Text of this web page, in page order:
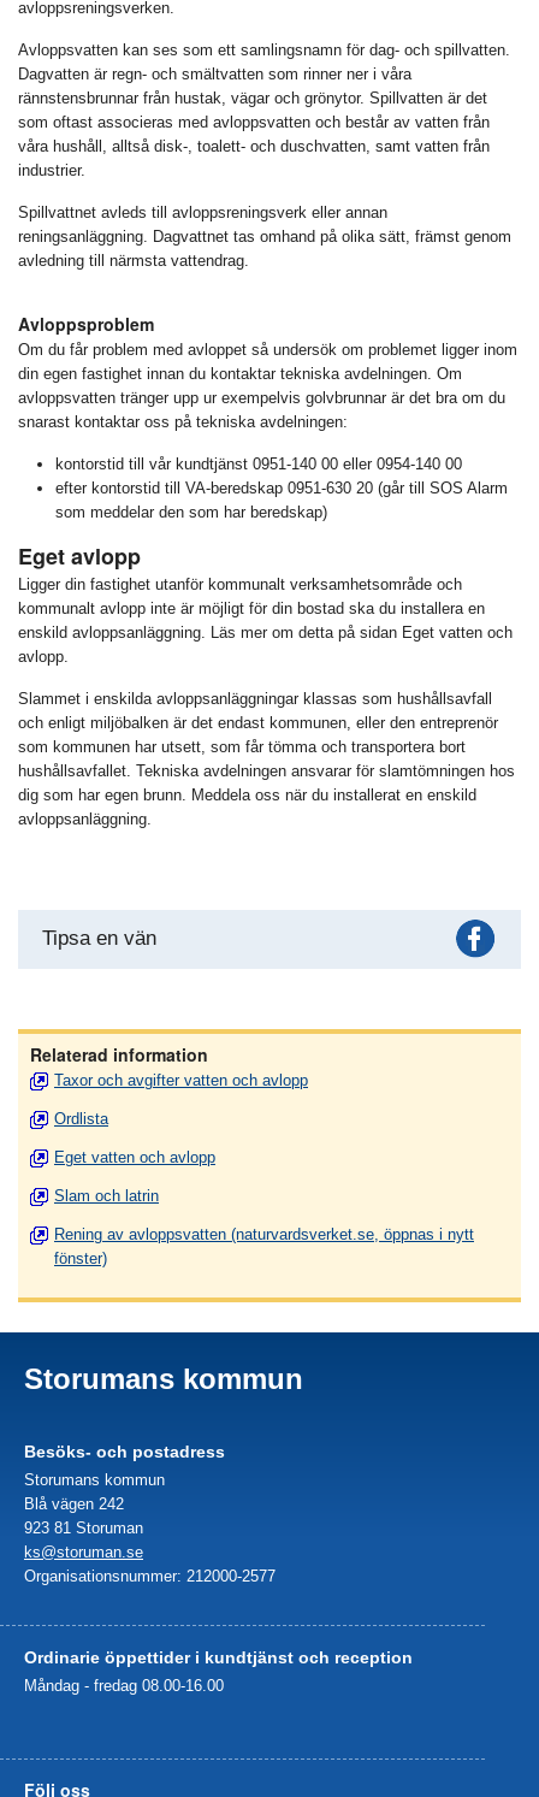
avloppsreningsverken.
Avloppsvatten kan ses som ett samlingsnamn för dag- och spillvatten.
Dagvatten är regn- och smältvatten som rinner ner i våra
rännstensbrunnar från hustak, vägar och grönytor. Spillvatten är det
som oftast associeras med avloppsvatten och består av vatten från
våra hushåll, alltså disk-, toalett- och duschvatten, samt vatten från
industrier.
Spillvattnet avleds till avloppsreningsverk eller annan
reningsanläggning. Dagvattnet tas omhand på olika sätt, främst genom
avledning till närmsta vattendrag.
Avloppsproblem
Om du får problem med avloppet så undersök om problemet ligger inom
din egen fastighet innan du kontaktar tekniska avdelningen. Om
avloppsvatten tränger upp ur exempelvis golvbrunnar är det bra om du
snarast kontaktar oss på tekniska avdelningen:
kontorstid till vår kundtjänst 0951-140 00 eller 0954-140 00
efter kontorstid till VA-beredskap 0951-630 20 (går till SOS Alarm
som meddelar den som har beredskap)
Eget avlopp
Ligger din fastighet utanför kommunalt verksamhetsområde och
kommunalt avlopp inte är möjligt för din bostad ska du installera en
enskild avloppsanläggning. Läs mer om detta på sidan Eget vatten och
avlopp.
Slammet i enskilda avloppsanläggningar klassas som hushållsavfall
och enligt miljöbalken är det endast kommunen, eller den entreprenör
som kommunen har utsett, som får tömma och transportera bort
hushållsavfallet. Tekniska avdelningen ansvarar för slamtömningen hos
dig som har egen brunn. Meddela oss när du installerat en enskild
avloppsanläggning.
Tipsa en vän
Relaterad information
Taxor och avgifter vatten och avlopp
Ordlista
Eget vatten och avlopp
Slam och latrin
Rening av avloppsvatten (naturvardsverket.se, öppnas i nytt
fönster)
Storumans kommun
Besöks- och postadress
Storumans kommun
Blå vägen 242
923 81 Storuman
ks@storuman.se
Organisationsnummer: 212000-2577
Ordinarie öppettider i kundtjänst och reception
Måndag - fredag 08.00-16.00
Följ oss